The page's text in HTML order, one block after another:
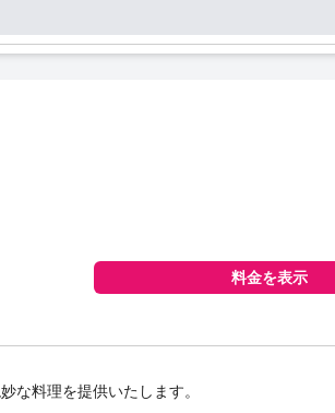
料金を表示
な料理を提供いたします。